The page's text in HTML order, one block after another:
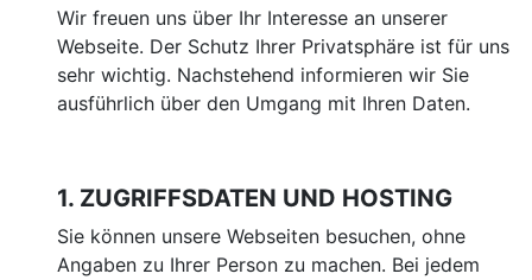
Wir freuen uns über Ihr Interesse an unserer
Webseite. Der Schutz Ihrer Privatsphäre ist für uns
sehr wichtig. Nachstehend informieren wir Sie
ausführlich über den Umgang mit Ihren Daten.
1. ZUGRIFFSDATEN UND HOSTING
Sie können unsere Webseiten besuchen, ohne
Angaben zu Ihrer Person zu machen. Bei jedem